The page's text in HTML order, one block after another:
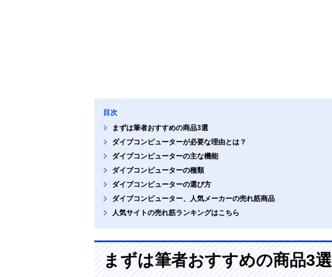
目次
まずは筆者おすすめの商品3選
ダイブコンピューターが必要な理由とは？
ダイブコンピューターの主な機能
ダイブコンピューターの種類
ダイブコンピューターの選び方
ダイブコンピューター、人気メーカーの売れ筋商品
人気サイトの売れ筋ランキングはこちら
まずは筆者おすすめの商品3選